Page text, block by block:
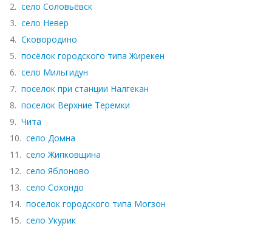
2. село Соловьёвск
3. село Невер
4. Сковородино
5. посёлок городского типа Жирекен
6. село Мильгидун
7. поселок при станции Налгекан
8. поселок Верхние Теремки
9. Чита
10. село Домна
11. село Жипковщина
12. село Яблоново
13. село Сохондо
14. поселок городского типа Могзон
15. село Укурик